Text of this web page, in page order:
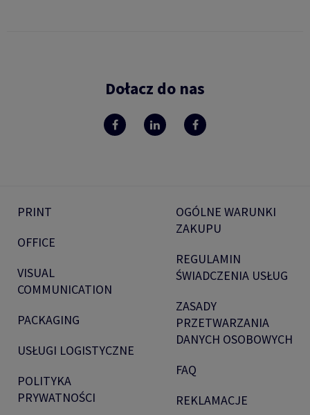
Dołacz do nas
PRINT
OFFICE
VISUAL
COMMUNICATION
PACKAGING
USŁUGI LOGISTYCZNE
POLITYKA
PRYWATNOŚCI
OGÓLNE WARUNKI
ZAKUPU
REGULAMIN
ŚWIADCZENIA USŁUG
ZASADY
PRZETWARZANIA
DANYCH OSOBOWYCH
FAQ
REKLAMACJE